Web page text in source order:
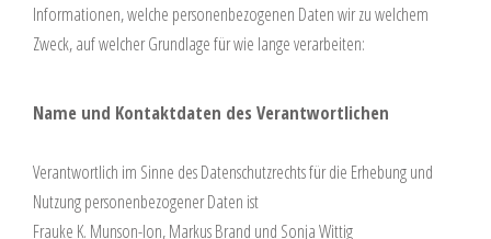
Informationen, welche personenbezogenen Daten wir zu welchem
Zweck, auf welcher Grundlage für wie lange verarbeiten:
Name und Kontaktdaten des Verantwortlichen
Verantwortlich im Sinne des Datenschutzrechts für die Erhebung und
Nutzung personenbezogener Daten ist
Frauke K. Munson-Ion, Markus Brand und Sonja Wittig